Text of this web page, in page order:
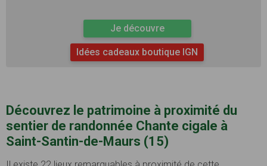
Je découvre
Idées cadeaux boutique IGN
Découvrez le patrimoine à proximité du
sentier de randonnée Chante cigale à
Saint-Santin-de-Maurs (15)